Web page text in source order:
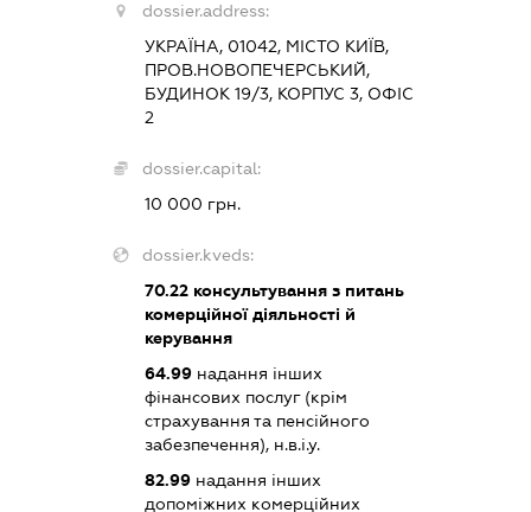
dossier.address:
УКРАЇНА, 01042, МІСТО КИЇВ,
ПРОВ.НОВОПЕЧЕРСЬКИЙ,
БУДИНОК 19/3, КОРПУС 3, ОФІС
2
dossier.capital:
10 000 грн.
dossier.kveds:
70.22 консультування з питань
комерційної діяльності й
керування
64.99 надання інших
фінансових послуг (крім
страхування та пенсійного
забезпечення), н.в.і.у.
82.99 надання інших
допоміжних комерційних